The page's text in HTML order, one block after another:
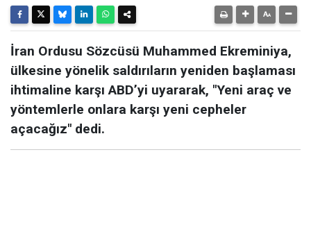
İran Ordusu Sözcüsü Muhammed Ekreminiya,
ülkesine yönelik saldırıların yeniden başlaması
ihtimaline karşı ABD’yi uyararak, "Yeni araç ve
yöntemlerle onlara karşı yeni cepheler
açacağız" dedi.